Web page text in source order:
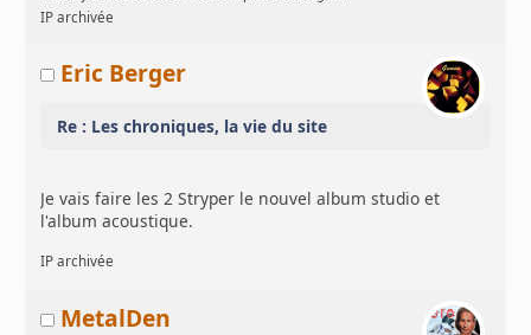
IP archivée
Eric Berger
Re : Les chroniques, la vie du site
Je vais faire les 2 Stryper le nouvel album studio et
l'album acoustique.
IP archivée
MetalDen